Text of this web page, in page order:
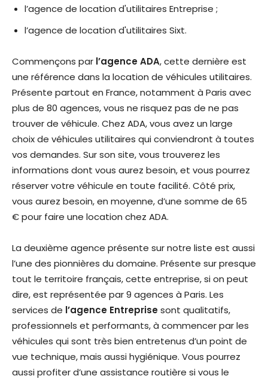
l’agence de location d'utilitaires Entreprise ;
l’agence de location d'utilitaires Sixt.
Commençons par l’agence ADA, cette dernière est
une référence dans la location de véhicules utilitaires.
Présente partout en France, notamment à Paris avec
plus de 80 agences, vous ne risquez pas de ne pas
trouver de véhicule. Chez ADA, vous avez un large
choix de véhicules utilitaires qui conviendront à toutes
vos demandes. Sur son site, vous trouverez les
informations dont vous aurez besoin, et vous pourrez
réserver votre véhicule en toute facilité. Côté prix,
vous aurez besoin, en moyenne, d’une somme de 65
€ pour faire une location chez ADA.
La deuxième agence présente sur notre liste est aussi
l’une des pionnières du domaine. Présente sur presque
tout le territoire français, cette entreprise, si on peut
dire, est représentée par 9 agences à Paris. Les
services de l’agence Entreprisesont qualitatifs,
professionnels et performants, à commencer par les
véhicules qui sont très bien entretenus d’un point de
vue technique, mais aussi hygiénique. Vous pourrez
aussi profiter d’une assistance routière si vous le